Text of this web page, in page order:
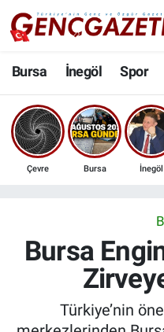
Bursa İnegöl Spor
Çevre Bursa İnegöl
Bursa
Türkiye’nin
Bursa
İnegöl
3.SAYFA
Ekonomi
Güncel
Nöbetçi Eczaneler
Hava Durumu
Trafik Durumu
Son Dakika
Haber Arşivi